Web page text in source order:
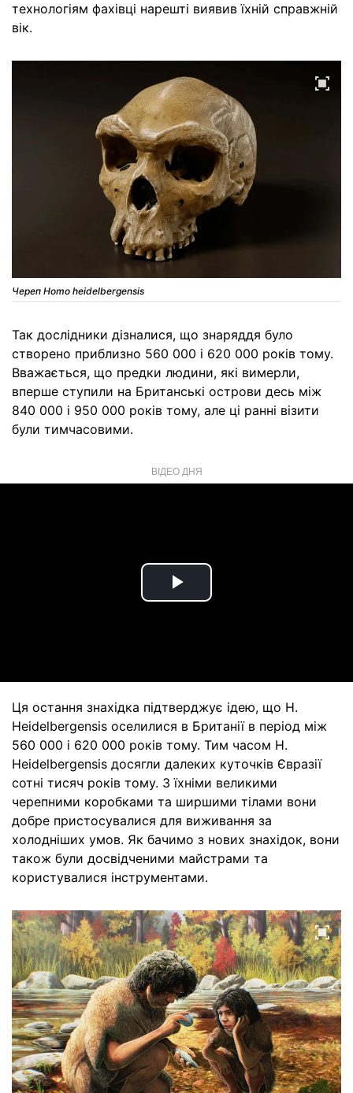
технологіям фахівці нарешті виявив їхній справжній
вік.
Череп Homo heidelbergensis
Так дослідники дізналися, що знаряддя було
створено приблизно 560 000 і 620 000 років тому.
Вважається, що предки людини, які вимерли,
вперше ступили на Британські острови десь між
840 000 і 950 000 років тому, але ці ранні візити
були тимчасовими.
ВІДЕО ДНЯ
Play
Ця остання знахідка підтверджує ідею, що H.
Heidelbergensis оселилися в Британії в період між
560 000 і 620 000 років тому. Тим часом H.
Heidelbergensis досягли далеких куточків Євразії
сотні тисяч років тому. З їхніми великими
черепними коробками та ширшими тілами вони
добре пристосувалися для виживання за
холодніших умов. Як бачимо з нових знахідок, вони
також були досвідченими майстрами та
користувалися інструментами.